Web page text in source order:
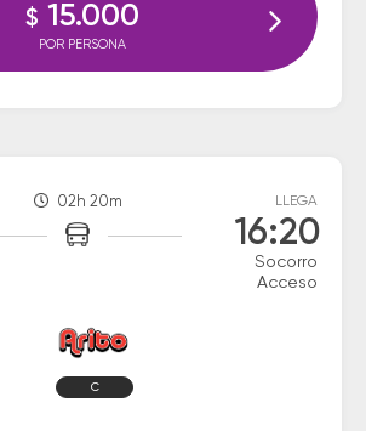
$ 15.000
POR PERSONA
02h 20m LLEGA
16:20
Socorro
Acceso
C